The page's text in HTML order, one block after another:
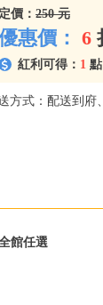
定價： 250 元
惠價： 6
紅利可得： 1 點
方式：配送到府
館任選